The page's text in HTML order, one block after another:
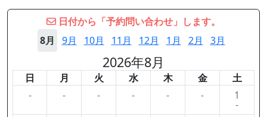
日付から「予約問い合わせ」します。
8月
9月 10月 11月 12月 1月 2月 3月
2026年8月
日 月 火 水 木 金
土
-
- - - - - 1
-